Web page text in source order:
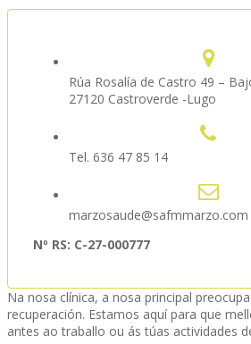
Rúa Rosalía de Castro 49 –
27120 Castroverde -Lugo
Tel. 636 47 85 14
marzosaude@safmmarzo.com
Nº RS: C-27-000777
Na nosa clínica, a nosa principal
recuperación. Estamos aquí para que
antes ao traballo ou ás túas actividades